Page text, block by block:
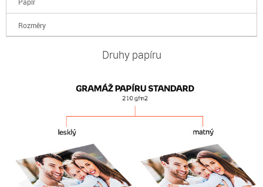
Papír
Rozměry
Druhy papíru